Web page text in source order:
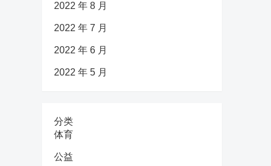
2022 年 8 月
2022 年 7 月
2022 年 6 月
2022 年 5 月
分类
体育
公益